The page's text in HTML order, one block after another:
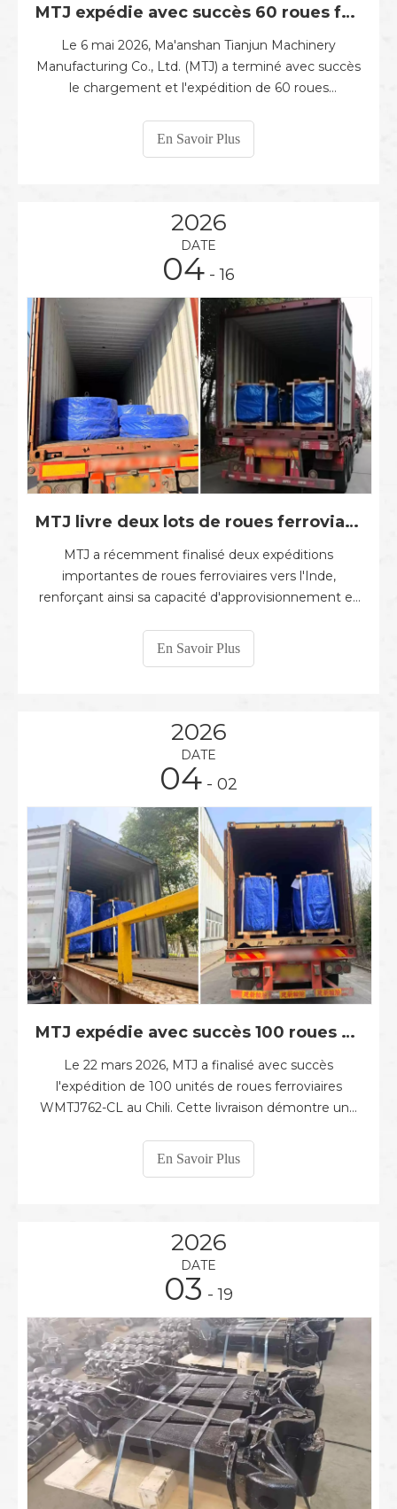
MTJ expédie avec succès 60 roues ferroviaires WCL840A au Pérou
Le 6 mai 2026, Ma'anshan Tianjun Machinery
Manufacturing Co., Ltd. (MTJ) a terminé avec succès
le chargement et l'expédition de 60 roues
pour le Pérou, démontrant une fois de plus la
capacité de production stable de MTJ et la force de
En Savoir Plus
2026
DATE
04 - 16
MTJ livre deux lots de roues ferroviaires en Inde
MTJ a récemment finalisé deux expéditions
importantes de roues ferroviaires vers l'Inde,
renforçant ainsi sa capacité d'approvisionnement et
international. Le 23 janvier 2026, MTJ a livré avec
succès 50 roues WID1092E à un client indien. Ces
En Savoir Plus
2026
DATE
04 - 02
MTJ expédie avec succès 100 roues ferroviaires WMTJ762-CL au Chili le 22 mars 2026
Le 22 mars 2026, MTJ a finalisé avec succès
l'expédition de 100 unités de roues ferroviaires
WMTJ762-CL au Chili. Cette livraison démontre une
ses performances d'approvisionnement mondiales
fiables dans l'industrie ferroviaire. Le modèle
En Savoir Plus
2026
DATE
03 - 19